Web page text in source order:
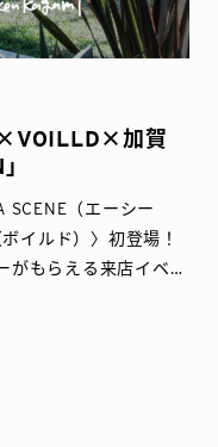
加賀
SCENE（エーシー
イルド）〉初登場！
がもらえる来店イベン